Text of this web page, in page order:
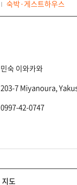
숙박·게스트하우스
민숙 이와카와
203-7 Miyanoura,
0997-42-0747
지도